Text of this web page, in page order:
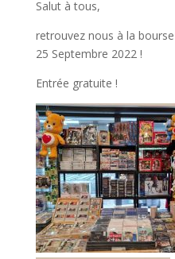
Salut à tous,
retrouvez nous à la
25 Septembre 2022 !
Entrée gratuite !